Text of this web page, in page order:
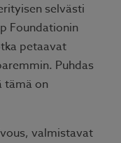
selvästi
Foundationin
petaavat
Puhdas
tämä on
valmistavat